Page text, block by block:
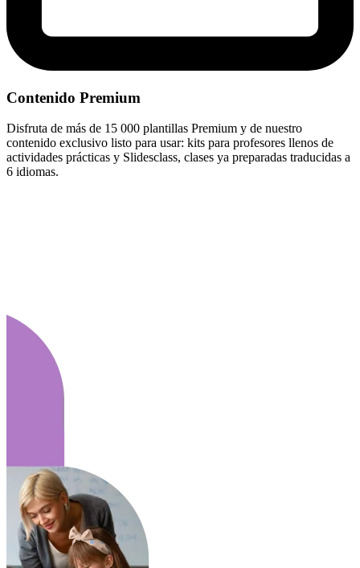
Contenido Premium
Disfruta de más de 15 000 plantillas Premium y de nuestro
contenido exclusivo listo para usar: kits para profesores llenos de
actividades prácticas y Slidesclass, clases ya preparadas traducidas a
6 idiomas.